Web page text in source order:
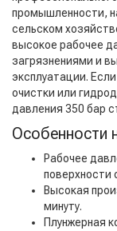
промышленности,
сельском
высокое рабочее
загрязнениями и
эксплуатации.
очистки или
давления 350 бар
Особенности
Рабочее
поверхности
Высокая
минуту.
Плунжерная